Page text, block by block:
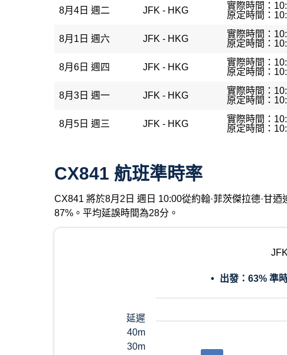
8月4日 週二 JFK - HKG
實際時間：
原定時間：
8月1日 週六 JFK - HKG
實際時間：
原定時間：
8月6日 週四 JFK - HKG
實際時間：
原定時間：
8月3日 週一 JFK - HKG
實際時間：
原定時間：
8月5日 週三 JFK - HKG
實際時間：
原定時間：
CX841 航班準時率
CX841 將於8月2日 週日 10:00從約翰·菲茨傑拉德·甘
87%。平均延誤時間為28分。
出發： 63% 準
延遲
40m
30m